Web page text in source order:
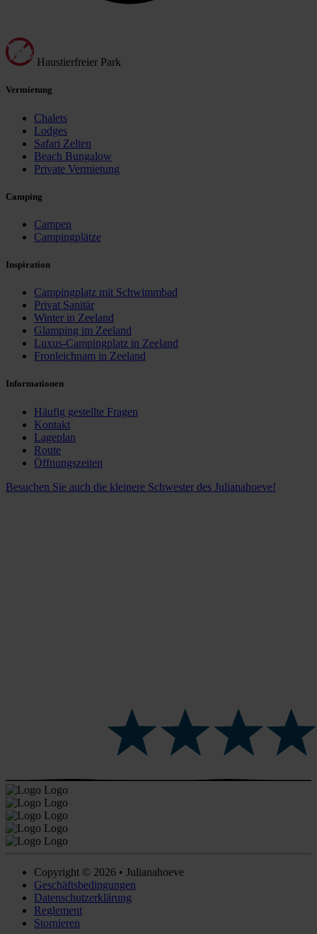
Haustierfreier Park
Vermietung
Chalets
Lodges
Safari Zelten
Beach Bungalow
Private Vermietung
Camping
Campen
Campingplätze
Inspiration
Campingplatz mit Schwimmbad
Privat Sanitär
Winter in Zeeland
Glamping im Zeeland
Luxus-Campingplatz in Zeeland
Fronleichnam in Zeeland
Informationen
Häufig gestellte Fragen
Kontakt
Lageplan
Route
Öffnungszeiten
Besuchen Sie auch die kleinere Schwester des Julianahoeve!
Copyright © 2026 • Julianahoeve
Geschäftsbedingungen
Datenschutzerklärung
Reglement
Stornieren